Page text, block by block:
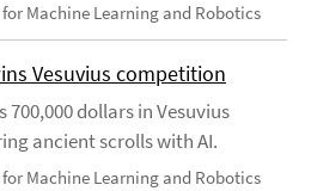
Machine Learning and Robotics
Vesuvius competition
dollars in Vesuvius
ancient scrolls with AI.
Machine Learning and Robotics